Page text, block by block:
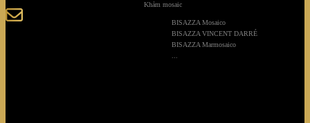
Khảm mosaic
BISAZZA Mosaico
BISAZZA VINCENT DARRÉ
BISAZZA Marmosaico